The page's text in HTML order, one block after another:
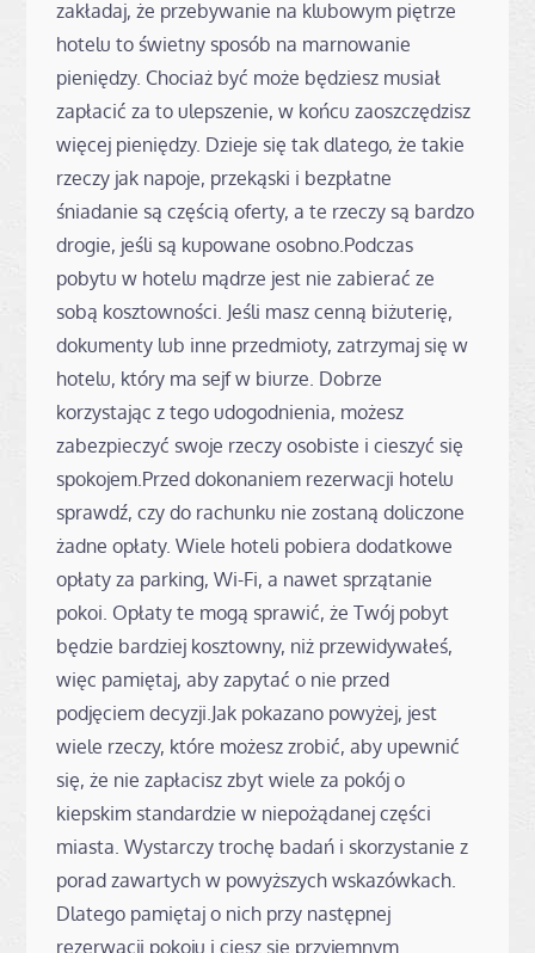
zakładaj, że przebywanie na klubowym piętrze
hotelu to świetny sposób na marnowanie
pieniędzy. Chociaż być może będziesz musiał
zapłacić za to ulepszenie, w końcu zaoszczędzisz
więcej pieniędzy. Dzieje się tak dlatego, że takie
rzeczy jak napoje, przekąski i bezpłatne
śniadanie są częścią oferty, a te rzeczy są bardzo
drogie, jeśli są kupowane osobno.Podczas
pobytu w hotelu mądrze jest nie zabierać ze
sobą kosztowności. Jeśli masz cenną biżuterię,
dokumenty lub inne przedmioty, zatrzymaj się w
hotelu, który ma sejf w biurze. Dobrze
korzystając z tego udogodnienia, możesz
zabezpieczyć swoje rzeczy osobiste i cieszyć się
spokojem.Przed dokonaniem rezerwacji hotelu
sprawdź, czy do rachunku nie zostaną doliczone
żadne opłaty. Wiele hoteli pobiera dodatkowe
opłaty za parking, Wi-Fi, a nawet sprzątanie
pokoi. Opłaty te mogą sprawić, że Twój pobyt
będzie bardziej kosztowny, niż przewidywałeś,
więc pamiętaj, aby zapytać o nie przed
podjęciem decyzji.Jak pokazano powyżej, jest
wiele rzeczy, które możesz zrobić, aby upewnić
się, że nie zapłacisz zbyt wiele za pokój o
kiepskim standardzie w niepożądanej części
miasta. Wystarczy trochę badań i skorzystanie z
porad zawartych w powyższych wskazówkach.
Dlatego pamiętaj o nich przy następnej
rezerwacji pokoju i ciesz się przyjemnym